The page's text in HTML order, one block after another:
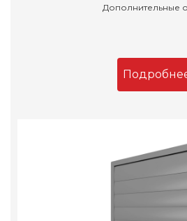
Дополнительные